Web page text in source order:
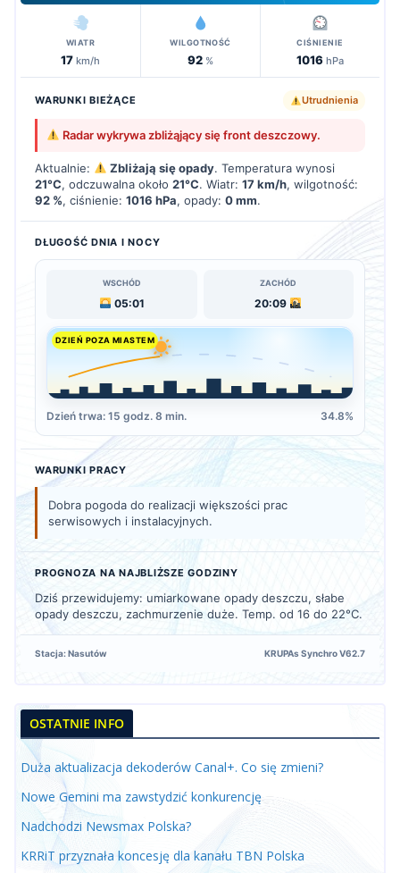
WIATR
17 km/h
WILGOTNOŚĆ
92 %
CIŚNIENIE
1016 hPa
WARUNKI BIEŻĄCE Utrudnienia
Radar wykrywa zbliżąjący się front deszczowy.
Aktualnie: Zbliżają się opady. Temperatura wynosi
21°C, odczuwalna około 21°C. Wiatr: 17 km/h, wilgotność:
92 %, ciśnienie: 1016 hPa, opady: 0 mm.
DŁUGOŚĆ DNIA I NOCY
WSCHÓD
05:01
ZACHÓD
20:09
DZIEŃ POZA MIASTEM
Dzień trwa: 15 godz. 8 min. 34.8%
WARUNKI PRACY
Dobra pogoda do realizacji większości prac
serwisowych i instalacyjnych.
PROGNOZA NA NAJBLIŻSZE GODZINY
Dziś przewidujemy: umiarkowane opady deszczu, słabe
opady deszczu, zachmurzenie duże. Temp. od 16 do 22°C.
Stacja: Nasutów KRUPAs Synchro V62.7
OSTATNIE INFO
Duża aktualizacja dekoderów Canal+. Co się zmieni?
Nowe Gemini ma zawstydzić konkurencję
Nadchodzi Newsmax Polska?
KRRiT przyznała koncesję dla kanału TBN Polska